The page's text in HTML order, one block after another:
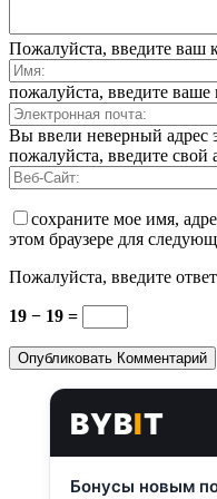
Пожалуйста, введите ваш
пожалуйста, введите ваше
Вы ввели неверный адрес
пожалуйста, введите свой
сохраните мое имя,
этом браузере для
Пожалуйста, введите
19 − 19 =
BYBIT
Бонусы новым